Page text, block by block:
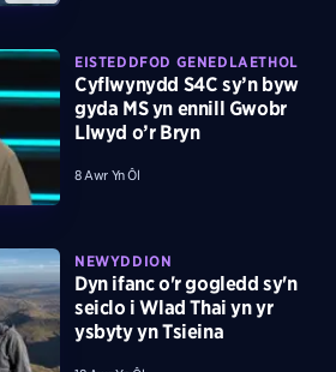
EISTEDDFOD GENEDLAETHOL
Cyflwynydd S4C sy’n byw
gyda MS yn ennill Gwobr
Llwyd o’r Bryn
8 Awr Yn Ôl
NEWYDDION
Dyn ifanc o'r gogledd sy'n
seiclo i Wlad Thai yn yr
ysbyty yn Tsieina